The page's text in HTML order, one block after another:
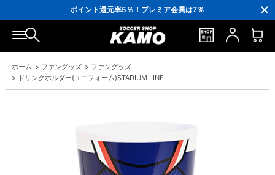
ポイント還元率5％！プレミア会員は7％
会員の方にはお誕生月に「10％OFFクーポン」プレゼント！
16,000円(税込)以上でシューズケースプレゼント！
3,300円(税込)以上で送料無料！
ホーム > ファングッズ > ファングッズ
> ドリンクホルダー(ユニフォーム)STADIUM LINE